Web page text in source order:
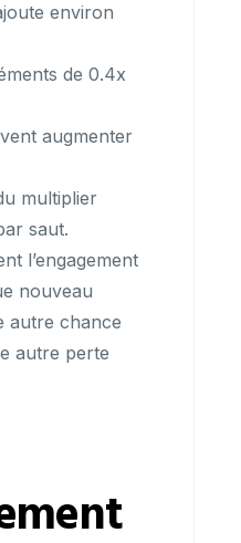
environ
de 0.4x
augmenter
multiplier
saut.
l’engagement
nouveau
autre chance
autre perte